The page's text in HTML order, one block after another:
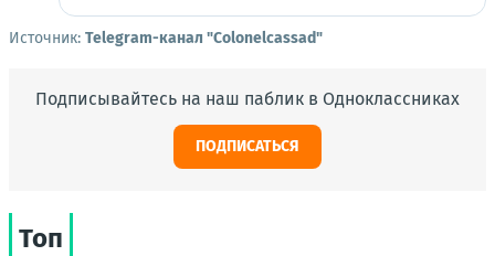
Источник: Telegram-канал "Colonelcassad"
Подписывайтесь на наш паблик в Одноклассниках
ПОДПИСАТЬСЯ
Топ